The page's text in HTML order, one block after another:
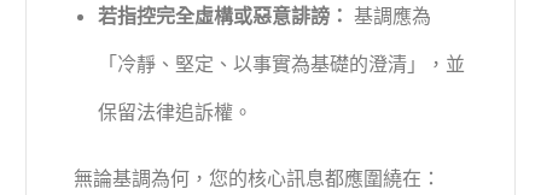
若指控完全虛構或惡意誹謗： 基調應為
「冷靜、堅定、以事實為基礎的澄清」，並
保留法律追訴權。
無論基調為何，您的核心訊息都應圍繞在：